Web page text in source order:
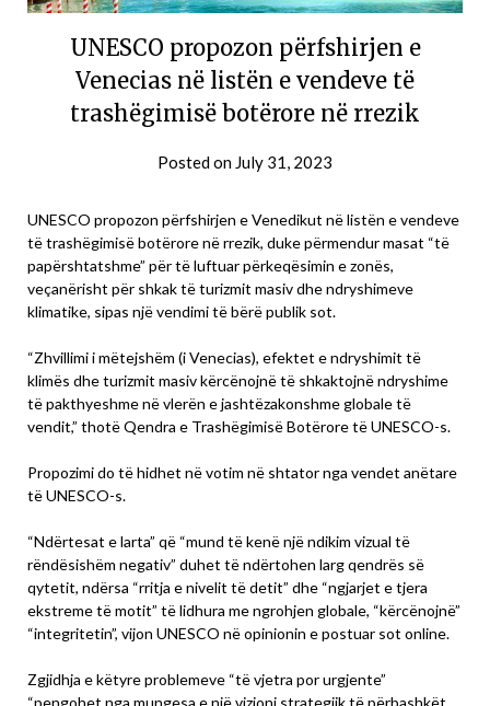
UNESCO propozon përfshirjen e
Venecias në listën e vendeve të
trashëgimisë botërore në rrezik
Posted on July 31, 2023
UNESCO propozon përfshirjen e Venedikut në listën e vendeve
të trashëgimisë botërore në rrezik, duke përmendur masat “të
papërshtatshme” për të luftuar përkeqësimin e zonës,
veçanërisht për shkak të turizmit masiv dhe ndryshimeve
klimatike, sipas një vendimi të bërë publik sot.
“Zhvillimi i mëtejshëm (i Venecias), efektet e ndryshimit të
klimës dhe turizmit masiv kërcënojnë të shkaktojnë ndryshime
të pakthyeshme në vlerën e jashtëzakonshme globale të
vendit,” thotë Qendra e Trashëgimisë Botërore të UNESCO-s.
Propozimi do të hidhet në votim në shtator nga vendet anëtare
të UNESCO-s.
“Ndërtesat e larta” që “mund të kenë një ndikim vizual të
rëndësishëm negativ” duhet të ndërtohen larg qendrës së
qytetit, ndërsa “rritja e nivelit të detit” dhe “ngjarjet e tjera
ekstreme të motit” të lidhura me ngrohjen globale, “kërcënojnë”
“integritetin”, vijon UNESCO në opinionin e postuar sot online.
Zgjidhja e këtyre problemeve “të vjetra por urgjente”
“pengohet nga mungesa e një vizioni strategjik të përbashkët